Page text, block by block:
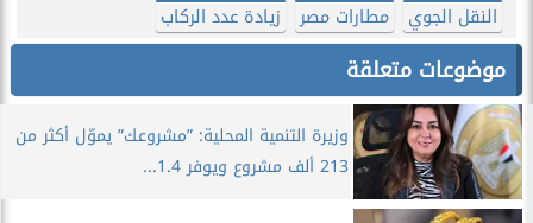
النقل الجوي
مطارات مصر زيادة عدد الركاب
موضوعات متعلقة
وزيرة التنمية المحلية: ”مشروعك” يموّل أكثر من
213 ألف مشروع ويوفر 1.4...